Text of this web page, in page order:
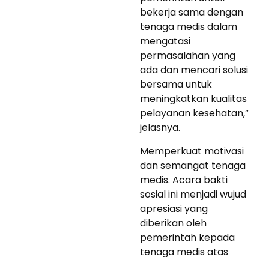
bekerja sama dengan
tenaga medis dalam
mengatasi
permasalahan yang
ada dan mencari solusi
bersama untuk
meningkatkan kualitas
pelayanan kesehatan,”
jelasnya.
Memperkuat motivasi
dan semangat tenaga
medis. Acara bakti
sosial ini menjadi wujud
apresiasi yang
diberikan oleh
pemerintah kepada
tenaga medis atas